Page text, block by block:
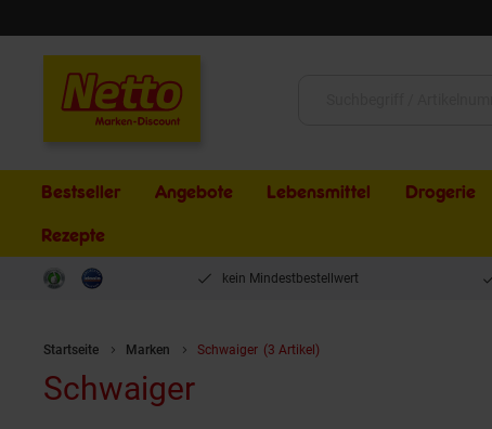
Bestseller Angebote Lebensmittel Drogerie
Rezepte
kein Mindestbestellwert
Startseite Marken Schwaiger (3 Artikel)
Schwaiger